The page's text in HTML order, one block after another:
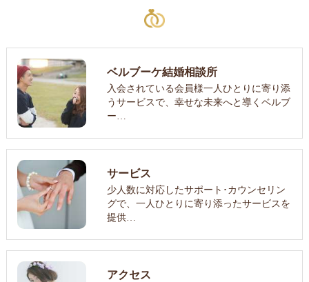
ベルブーケ結婚相談所
入会されている会員様一人ひとりに寄り添
うサービスで、幸せな未来へと導くベルブ
ー…
サービス
少人数に対応したサポート･カウンセリン
グで、一人ひとりに寄り添ったサービスを
提供…
アクセス